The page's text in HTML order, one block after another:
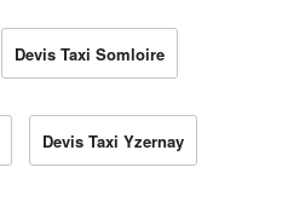
Devis Taxi Somloire
Devis Taxi Yzernay